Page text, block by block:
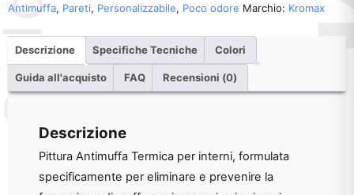
Antimuffa, Pareti, Personalizzabile, Poco odore Marchio: Kromax
Descrizione Specifiche Tecniche Colori
Guida all'acquisto FAQ Recensioni (0)
Descrizione
Pittura Antimuffa Termica per interni, formulata
specificamente per eliminare e prevenire la